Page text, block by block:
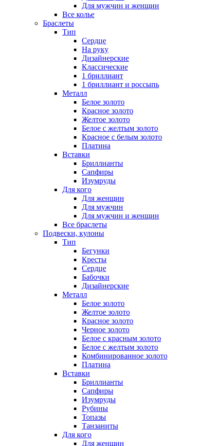
Для мужчин и женщин
Все колье
Браслеты
Тип
Сердце
На руку
Дизайнерские
Классические
1 бриллиант
1 бриллиант и россыпь
Металл
Белое золото
Красное золото
Желтое золото
Белое с желтым золото
Красное с белым золото
Платина
Вставки
Бриллианты
Сапфиры
Изумруды
Для кого
Для женщин
Для мужчин
Для мужчин и женщин
Все браслеты
Подвески, кулоны
Тип
Бегунки
Кресты
Сердце
Бабочки
Дизайнерские
Металл
Белое золото
Желтое золото
Красное золото
Черное золото
Белое с красным золото
Белое с желтым золото
Комбинированное золото
Платина
Вставки
Бриллианты
Сапфиры
Изумруды
Рубины
Топазы
Танзаниты
Для кого
Для женщин